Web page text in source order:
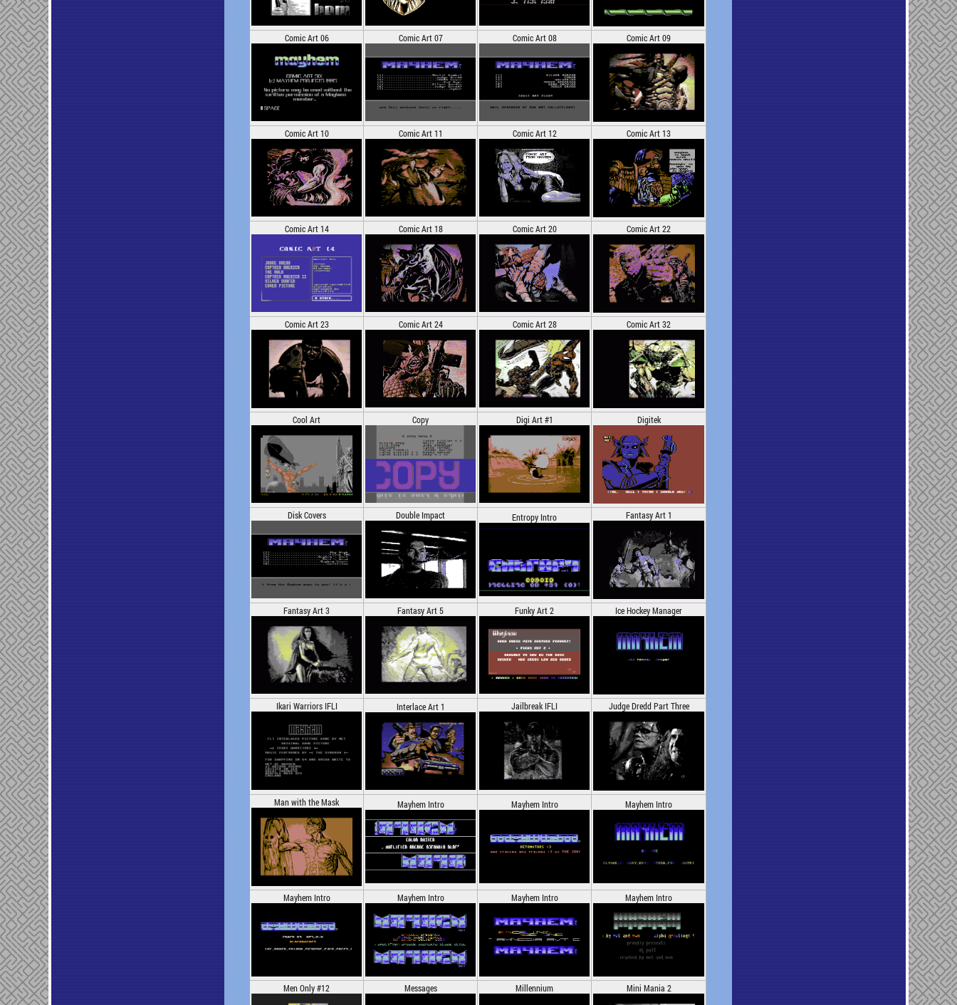
Comic Art 06 Comic Art 07 Comic Art 08 Comic Art 09
Comic Art 10 Comic Art 11 Comic Art 12 Comic Art 13
Comic Art 14 Comic Art 18 Comic Art 20 Comic Art 22
Comic Art 23 Comic Art 24 Comic Art 28 Comic Art 32
Cool Art Copy Digi Art #1 Digitek
Disk Covers Double Impact Entropy Intro Fantasy Art 1
Fantasy Art 3 Fantasy Art 5 Funky Art 2 Ice Hockey Manager
Ikari Warriors IFLI Interlace Art 1 Jailbreak IFLI Judge Dredd Part Three
Man with the Mask Mayhem Intro Mayhem Intro Mayhem Intro
Mayhem Intro Mayhem Intro Mayhem Intro Mayhem Intro
Men Only #12 Messages Millennium Mini Mania 2